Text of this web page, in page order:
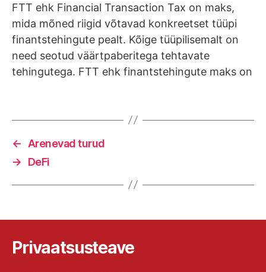
FTT ehk Financial Transaction Tax on maks,
mida mõned riigid võtavad konkreetset tüüpi
finantstehingute pealt. Kõige tüüpilisemalt on
need seotud väärtpaberitega tehtavate
tehingutega. FTT ehk finantstehingute maks on
nii mõneski teises riigis. Tavaliselt võetakse
←
Arenevad turud
→
DeFi
Privaatsusteave